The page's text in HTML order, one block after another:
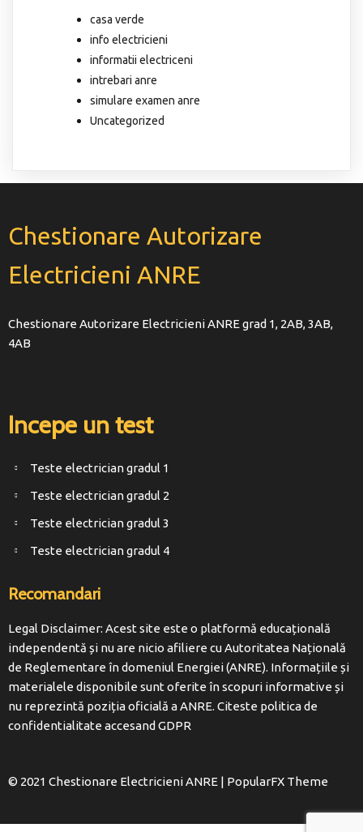
casa verde
info electricieni
informatii electriceni
intrebari anre
simulare examen anre
Uncategorized
Chestionare Autorizare
Electricieni ANRE
Chestionare Autorizare Electricieni ANRE grad 1, 2AB, 3AB,
4AB
Incepe un test
Teste electrician gradul 1
Teste electrician gradul 2
Teste electrician gradul 3
Teste electrician gradul 4
Recomandari
Legal Disclaimer: Acest site este o platformă educațională
independentă și nu are nicio afiliere cu Autoritatea Națională
de Reglementare în domeniul Energiei (ANRE). Informațiile și
materialele disponibile sunt oferite în scopuri informative și
nu reprezintă poziția oficială a ANRE. Citeste politica de
confidentialitate accesand GDPR
© 2021 Chestionare Electricieni ANRE | PopularFX Theme